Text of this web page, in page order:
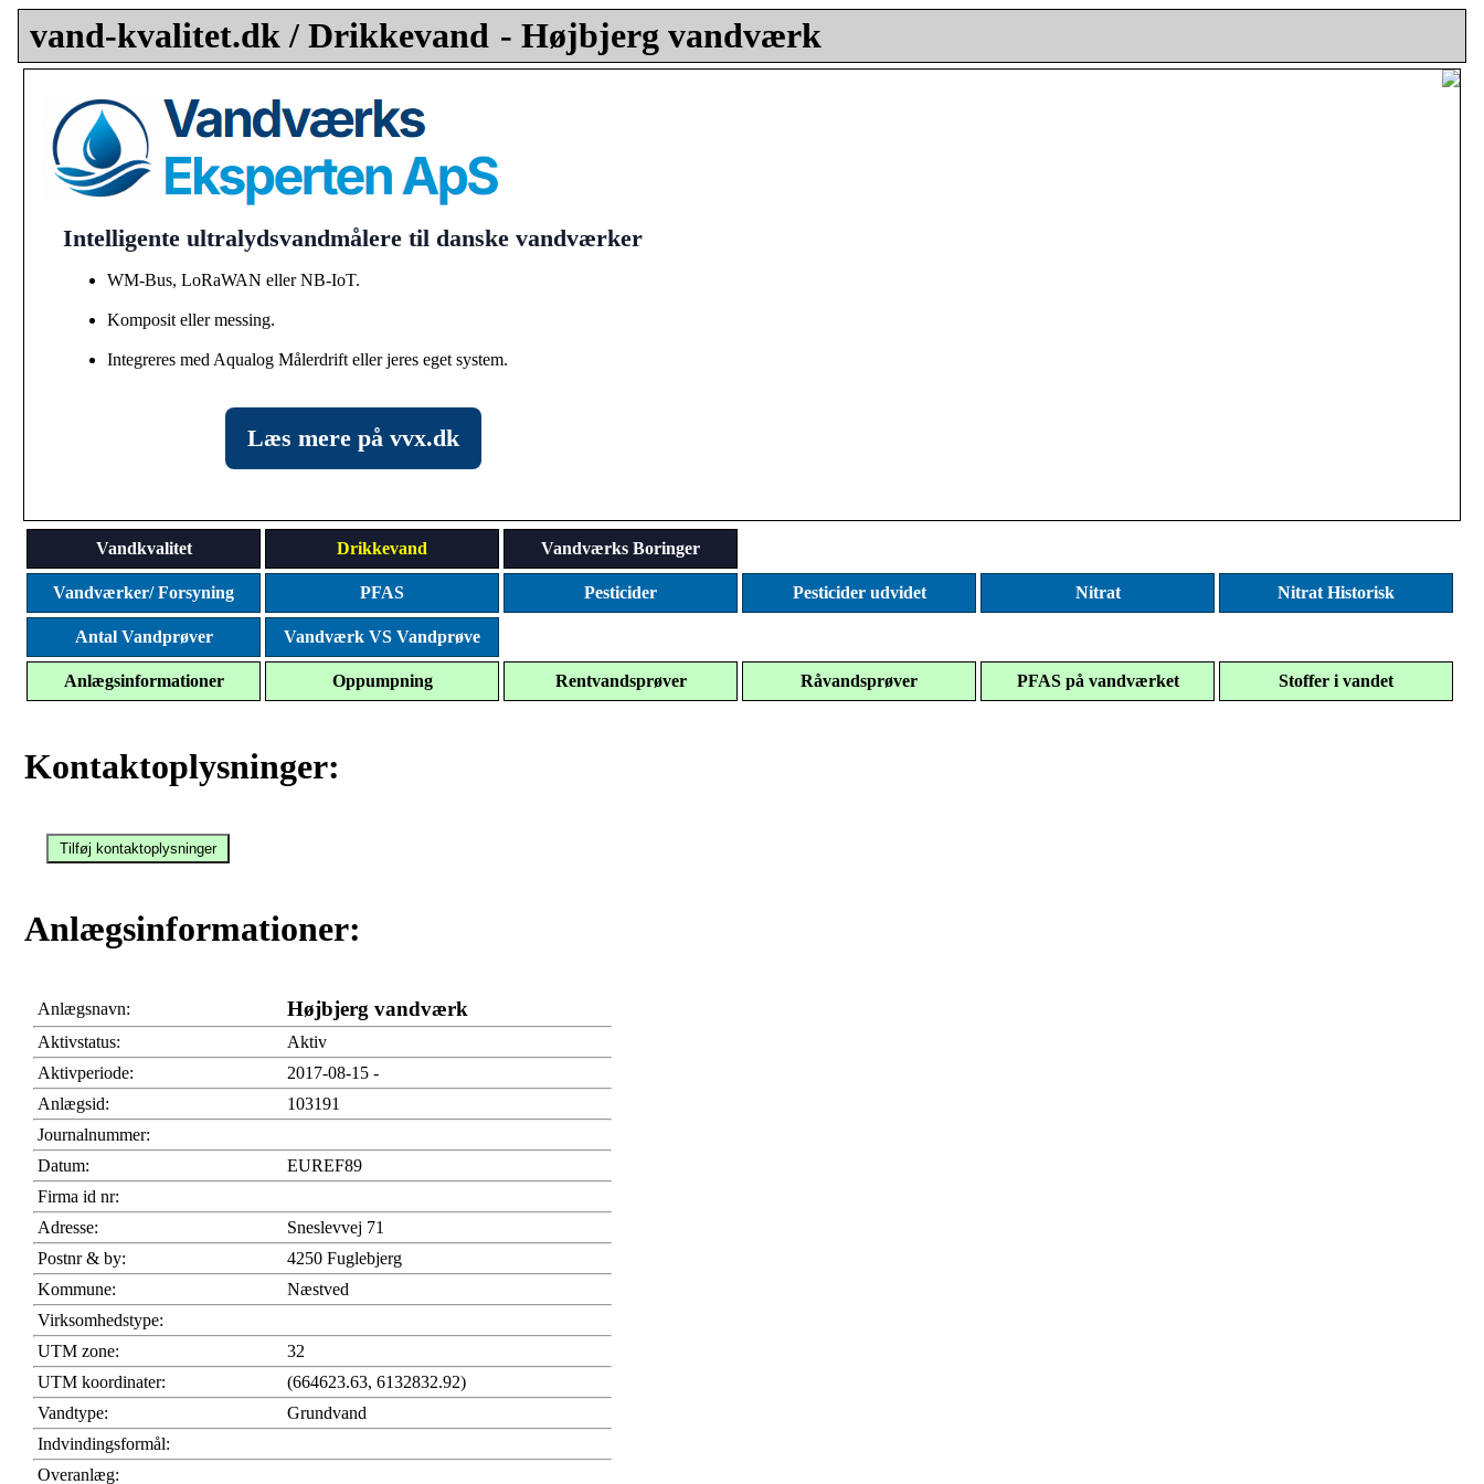
vand-kvalitet.dk / Drikkevand - Højbjerg vandværk
Intelligente ultralydsvandmålere til danske vandværker
WM-Bus, LoRaWAN eller NB-IoT.
Komposit eller messing.
Integreres med Aqualog Målerdrift eller jeres eget system.
Læs mere på vvx.dk
Vandkvalitet Drikkevand Vandværks Boringer
Vandværker/ Forsyning PFAS Pesticider Pesticider udvidet Nitrat Nitrat Historisk
Antal Vandprøver Vandværk VS Vandprøve
Anlægsinformationer Oppumpning Rentvandsprøver Råvandsprøver PFAS på vandværket Stoffer i vandet
Kontaktoplysninger:
Anlægsinformationer:
Anlægsnavn: Højbjerg vandværk
Aktivstatus:
Aktiv
Aktivperiode:
2017-08-15 -
Anlægsid:
103191
Journalnummer:
Datum:
EUREF89
Firma id nr:
Adresse:
Sneslevvej 71
Postnr & by:
4250 Fuglebjerg
Kommune:
Næstved
Virksomhedstype:
UTM zone:
32
UTM koordinater:
(664623.63, 6132832.92)
Vandtype:
Grundvand
Indvindingsformål:
Overanlæg: